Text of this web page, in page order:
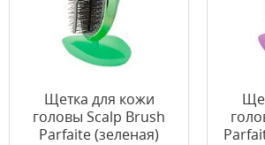
Щетка для кожи
головы Scalp Brush
Parfaite (зеленая)